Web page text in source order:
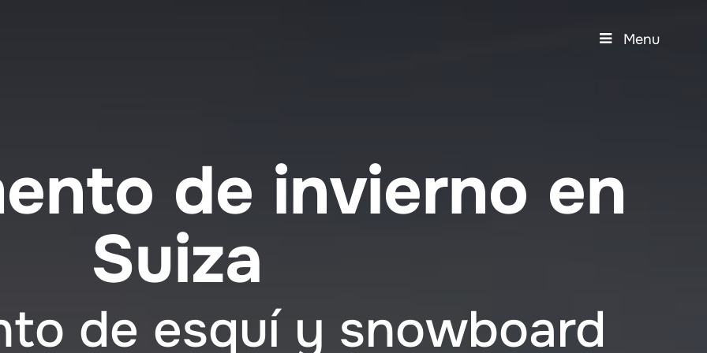
Menu
de invierno en
Suiza
de esquí y snowboard